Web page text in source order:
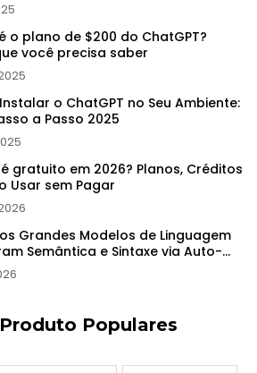
o plano de $200 do ChatGPT?
você precisa saber
o ChatGPT no Seu Ambiente:
a Passo 2025
é gratuito em 2026? Planos, Créditos
Usar sem Pagar
Grandes Modelos de Linguagem
Semântica e Sintaxe via Auto-
Populares